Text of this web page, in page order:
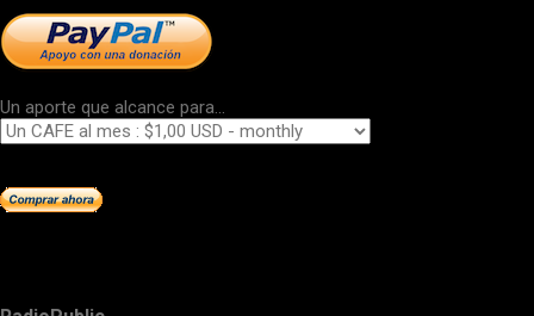
Un aporte que alcance para...